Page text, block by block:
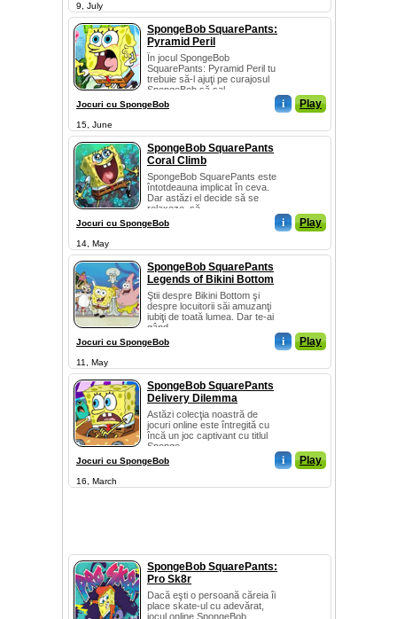
9, July
SpongeBob SquarePants:
Pyramid Peril
În jocul SpongeBob
SquarePants: Pyramid Peril tu
trebuie să-l ajuţi pe curajosul
SpongeBob să sal...
Jocuri cu SpongeBob i Play
15, June
SpongeBob SquarePants
Coral Climb
SpongeBob SquarePants este
întotdeauna implicat în ceva.
Dar astăzi el decide să se
relaxeze, să ...
Jocuri cu SpongeBob i Play
14, May
SpongeBob SquarePants
Legends of Bikini Bottom
Ştii despre Bikini Bottom şi
despre locuitorii săi amuzanţi
iubiţi de toată lumea. Dar te-ai
gând...
Jocuri cu SpongeBob i Play
11, May
SpongeBob SquarePants
Delivery Dilemma
Astăzi colecţia noastră de
jocuri online este întregită cu
încă un joc captivant cu titlul
Sponge...
Jocuri cu SpongeBob i Play
16, March
SpongeBob SquarePants:
Pro Sk8r
Dacă eşti o persoană căreia îi
place skate-ul cu adevărat,
jocul online SpongeBob